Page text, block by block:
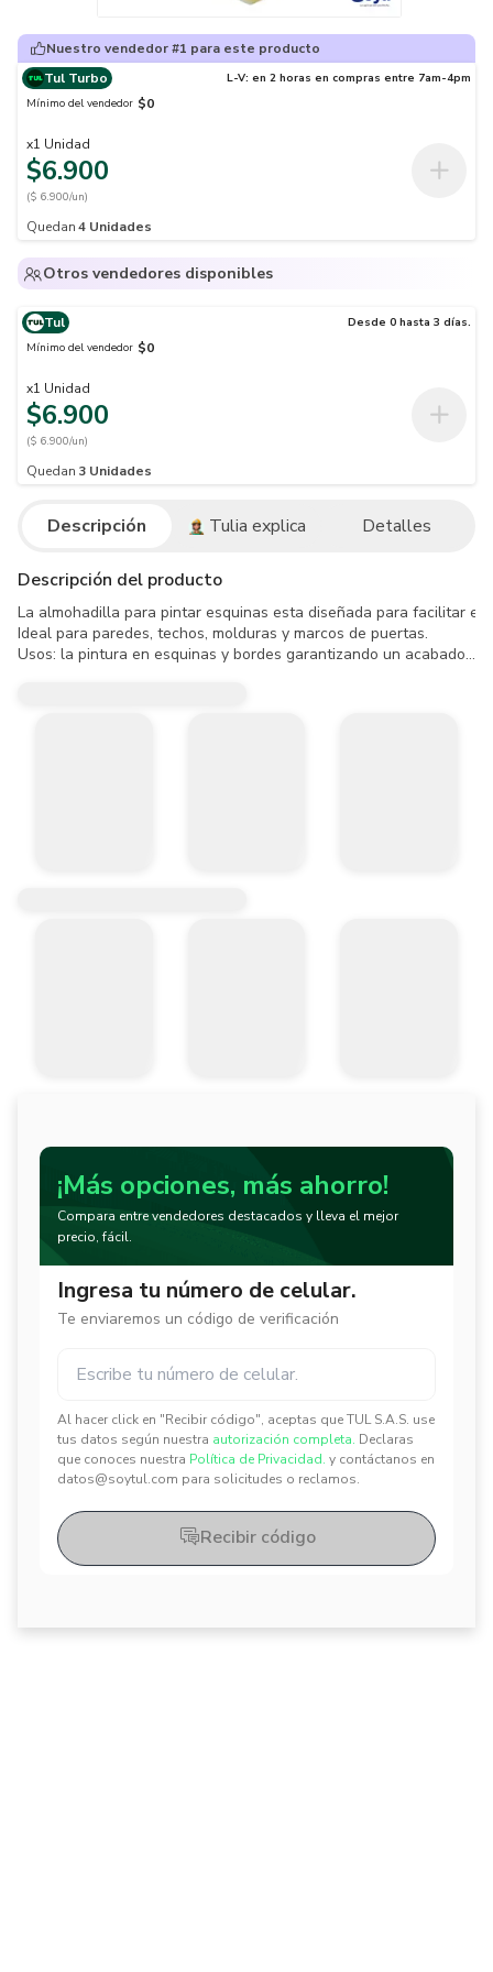
Nuestro vendedor #1 para este producto
Tul Turbo
L-V: en 2 horas en compras entre 7am-4pm
Mínimo del vendedor $0
x1 Unidad
$6.900
($ 6.900/un)
Quedan4 Unidades
Otros vendedores disponibles
Tul
Desde 0 hasta 3 días.
Mínimo del vendedor $0
x1 Unidad
$6.900
($ 6.900/un)
Quedan 3 Unidades
Descripción Tulia explica Detalles
Descripción del producto
La almohadilla para pintar esquinas esta diseñada para facilitar
Ideal para paredes, techos, molduras y marcos de puertas.
Usos: la pintura en esquinas y bordes garantizando un acabado
¡Más opciones, más ahorro!
Compara entre vendedores destacados y lleva el mejor
precio, fácil.
Ingresa tu número de celular.
Te enviaremos un código de verificación
Al hacer click en "Recibir código", aceptas que TUL S.A.S. use
tus datos según nuestra autorización completa. Declaras
que conoces nuestra Política de Privacidad. y contáctanos en
datos@soytul.com para solicitudes o reclamos.
Recibir código